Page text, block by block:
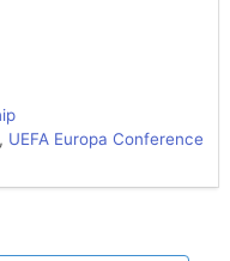
, UEFA Europa Conference